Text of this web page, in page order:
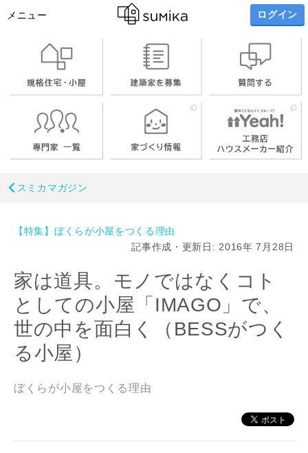
メニュー ログイン
スミカマガジン
【特集】ぼくらが小屋をつくる理由
記事作成・更新日: 2016年 7月28日
家は道具。モノではなくコト
としての小屋「IMAGO」で、
世の中を面白く（BESSがつく
る小屋）
ぼくらが小屋をつくる理由